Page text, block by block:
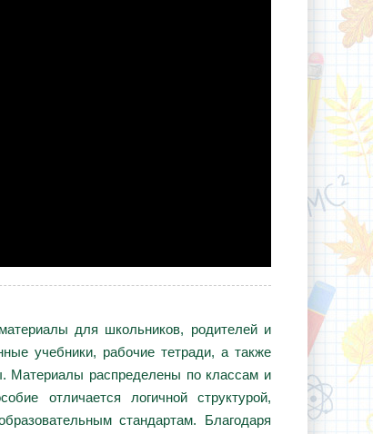
для школьников, родителей и
учебники, рабочие тетради, а также
Материалы распределены по классам и
отличается логичной структурой,
стандартам. Благодаря